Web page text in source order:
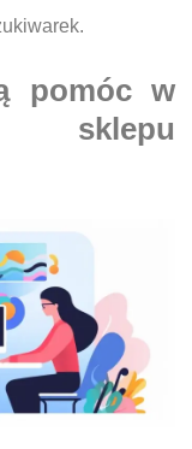
pomóc w
sklepu